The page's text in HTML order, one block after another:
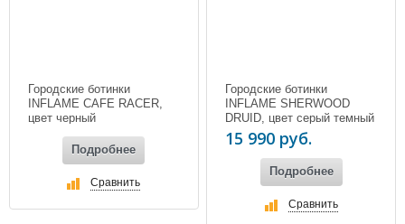
Городские ботинки
INFLAME CAFE RACER,
цвет черный
Подробнее
Сравнить
Городские ботинки
INFLAME SHERWOOD
DRUID, цвет серый темный
15 990 руб.
Подробнее
Сравнить